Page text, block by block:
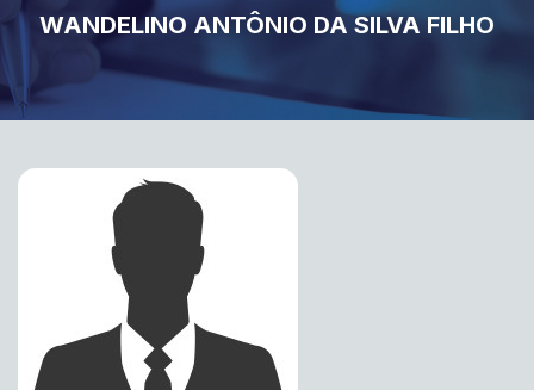
WANDELINO ANTÔNIO DA SILVA FILHO